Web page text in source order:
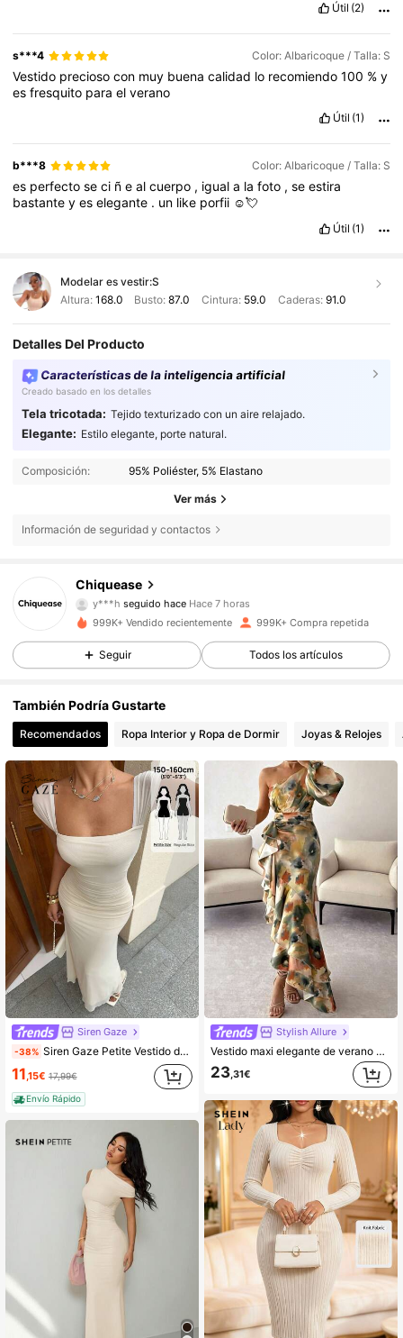
Útil (2)
s***4 Color: Albaricoque / Talla: S
Vestido preciosocon muy buenacalidad lo recomiendo100 %y
esfresquito paraelverano
Útil (1)
b***8 Color: Albaricoque / Talla: S
es perfectoseci ñealcuerpo , iguala lafoto ,seestira
bastanteyeselegante . un like porfii ☺️💘
Útil (1)
Modelar es vestir:S
Altura: 168.0 Busto:87.0 Cintura: 59.0 Caderas: 91.0
Detalles Del Producto
Características de la inteligencia artificial
Creado basado en los detalles
Tela tricotada: Tejido texturizado con un aire relajado.
Elegante: Estilo elegante, porte natural.
Composición: 95% Poliéster, 5% Elastano
Ver más
Información de seguridad y contactos
Chiquease
y***hseguido hace
d***a está navegando
4,85
287K Seguidores
4,85 287K Seguidores
4,85 287K Seguidores
4,85 287K Seguidores
4,85 287K Seguidores
287K Seguidores
4,85 287K Seguidores
999K+ Vendido recientemente 999K+ Compra repetida
Seguir Todos los artículos
También Podría Gustarte
Recomendados Ropa Interior y Ropa de Dormir Joyas & Relojes
Siren Gaze
-38% Siren Gaze Petite Vestido de verano para mujer de talla pequeña, de unicolor, con cintura ceñida y malla
11,15€ 17,99€
Envío Rápido
Stylish Allure
Vestido maxi elegante de verano para mujer con un solo hombro, estampado abstracto, mangas largas tipo obispo, cintura alta con volantes en capas, adecuado para invitada de boda, fiesta, vacaciones
23,31€